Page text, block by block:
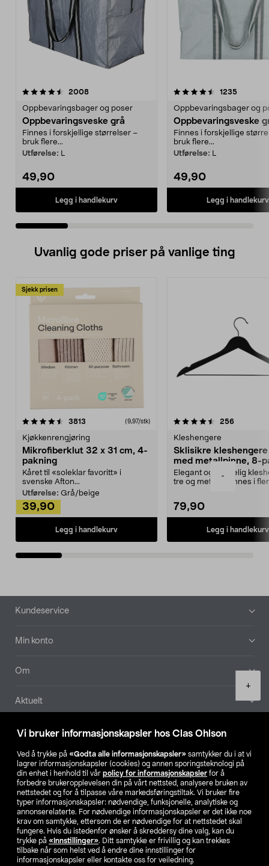
Vi bruker informasjonskapsler hos Clas Ohlson
Ved å trykke på «Godta alle informasjonskapsler» samtykker du i at vi
lagrer informasjonskapsler (cookies) og annen sporingsteknologi på
din enhet i henhold til vår policy for informasjonskapsler for å
forbedre brukeropplevelsen din på vårt nettsted, analysere bruken av
nettstedet og for å tilpasse våre markedsføringstiltak. Vi bruker fire
typer informasjonskapsler: nødvendige, funksjonelle, analytiske og
annonserelaterte. For nødvendige informasjonskapsler er det ikke noe
krav om samtykke, ettersom de er nødvendige for at nettstedet skal
fungere. Hvis du istedenfor ønsker å skreddersy dine valg, kan du
trykke på «Innstillinger». Ditt samtykke er frivillig og kan trekkes
tilbake når som helst ved å endre dine innstillinger for
informasjonskapsler eller kontakte oss for veiledning.
-
+
2008anmeldelser
Oppbevaringsbager og poser
Oppbevaringsveske grå
Finnes i forskjellige størrelser –
bruk flere...
Utførelse: L
49,90
Legg i handlekurv
4.5 av 5 stjerner 1235
Oppbevaringsbager og
Oppbevaringsveske
Finnes i forskjellige
bruk flere...
Utførelse: L
49,90
Legg i handlekurv
4.5 av 5 stjerner
Uvanlig gode priser på vanlige ting
Sjekk prisen
3813 anmeldelser(9,97/stk)
Kjøkkenrengjøring
Mikrofiberklut 32 x 31 cm, 4-
pakning
Kåret til «soleklar favoritt» i
svenske Afton...
Utførelse: Grå/beige
39,90
Legg i handlekurv
4.5av 5 stjerner 256
Kleshengere
Sklisikre
med metallpinne, 8-
Elegant og skikkelig
tre og metall – finnes i
79,90
Legg i handlekurv
4.5av 5 stjerner
Bunntekst
Kundeservice
Min konto
Om
Aktuelt
Våre selskaper
Finn din butikk
SE NO FI